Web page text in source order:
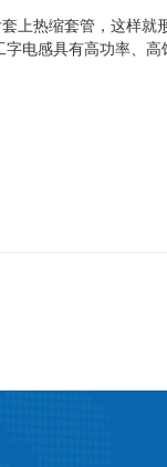
上热缩套管，这样
电感具有高功率、